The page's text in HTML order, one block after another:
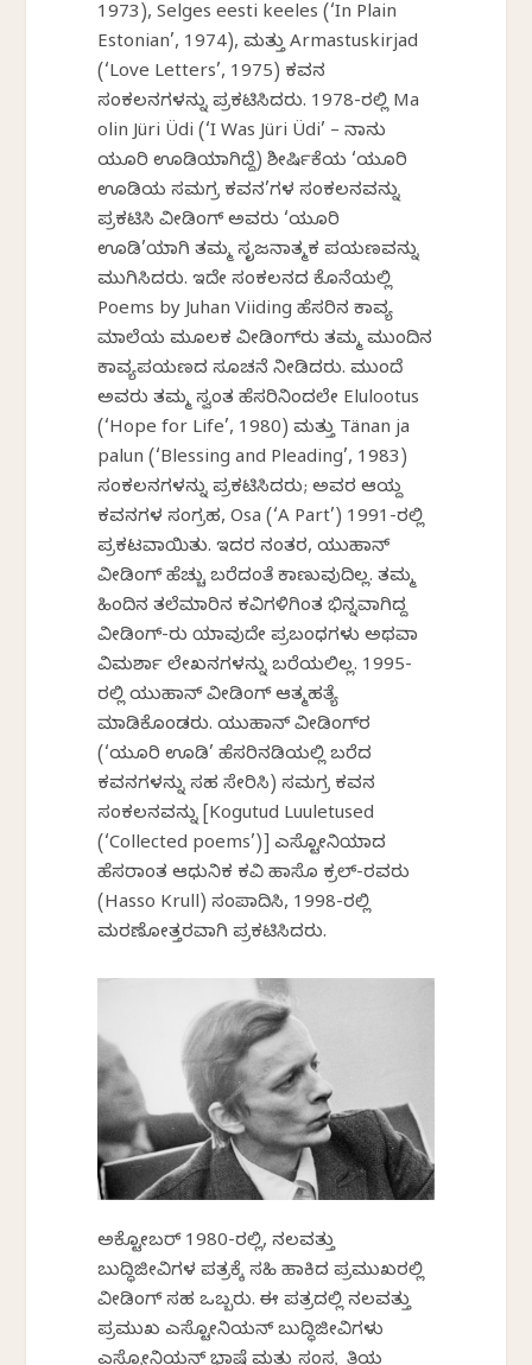
1973), Selges eesti keeles (‘In Plain
Estonian’, 1974), ಮತ್ತು Armastuskirjad
(‘Love Letters’, 1975) ಕವನ
ಸಂಕಲನಗಳನ್ನು ಪ್ರಕಟಿಸಿದರು. 1978-ರಲ್ಲಿ Ma
olin Jüri Üdi (‘I Was Jüri Üdi’ – ನಾನು
ಯೂರಿ ಊಡಿಯಾಗಿದ್ದೆ) ಶೀರ್ಷಿಕೆಯ ‘ಯೂರಿ
ಊಡಿಯ ಸಮಗ್ರ ಕವನ’ಗಳ ಸಂಕಲನವನ್ನು
ಪ್ರಕಟಿಸಿ ವೀಡಿಂಗ್ ಅವರು ‘ಯೂರಿ
ಊಡಿ’ಯಾಗಿ ತಮ್ಮ ಸೃಜನಾತ್ಮಕ ಪಯಣವನ್ನು
ಮುಗಿಸಿದರು. ಇದೇ ಸಂಕಲನದ ಕೊನೆಯಲ್ಲಿ
Poems by Juhan Viiding ಹೆಸರಿನ ಕಾವ್ಯ
ಮಾಲೆಯ ಮೂಲಕ ವೀಡಿಂಗ್‌ರು ತಮ್ಮ ಮುಂದಿನ
ಕಾವ್ಯಪಯಣದ ಸೂಚನೆ ನೀಡಿದರು. ಮುಂದೆ
ಅವರು ತಮ್ಮ ಸ್ವಂತ ಹೆಸರಿನಿಂದಲೇ Elulootus
(‘Hope for Life’, 1980) ಮತ್ತು Tänan ja
palun (‘Blessing and Pleading’, 1983)
ಸಂಕಲನಗಳನ್ನು ಪ್ರಕಟಿಸಿದರು; ಅವರ ಆಯ್ದ
ಕವನಗಳ ಸಂಗ್ರಹ, Osa (‘A Part’) 1991-ರಲ್ಲಿ
ಪ್ರಕಟವಾಯಿತು. ಇದರ ನಂತರ, ಯುಹಾನ್
ವೀಡಿಂಗ್ ಹೆಚ್ಚು ಬರೆದಂತೆ ಕಾಣುವುದಿಲ್ಲ. ತಮ್ಮ
ಹಿಂದಿನ ತಲೆಮಾರಿನ ಕವಿಗಳಿಗಿಂತ ಭಿನ್ನವಾಗಿದ್ದ
ವೀಡಿಂಗ್-ರು ಯಾವುದೇ ಪ್ರಬಂಧಗಳು ಅಥವಾ
ವಿಮರ್ಶಾ ಲೇಖನಗಳನ್ನು ಬರೆಯಲಿಲ್ಲ. 1995-
ರಲ್ಲಿ ಯುಹಾನ್ ವೀಡಿಂಗ್ ಆತ್ಮಹತ್ಯೆ
ಮಾಡಿಕೊಂಡರು. ಯುಹಾನ್ ವೀಡಿಂಗ್‌ರ
(‘ಯೂರಿ ಊಡಿ’ ಹೆಸರಿನಡಿಯಲ್ಲಿ ಬರೆದ
ಕವನಗಳನ್ನು ಸಹ ಸೇರಿಸಿ) ಸಮಗ್ರ ಕವನ
ಸಂಕಲನವನ್ನು [Kogutud Luuletused
(‘Collected poems’)] ಎಸ್ಟೋನಿಯಾದ
ಹೆಸರಾಂತ ಆಧುನಿಕ ಕವಿ ಹಾಸೊ ಕ್ರಲ್-ರವರು
(Hasso Krull) ಸಂಪಾದಿಸಿ, 1998-ರಲ್ಲಿ
ಮರಣೋತ್ತರವಾಗಿ ಪ್ರಕಟಿಸಿದರು.
ಅಕ್ಟೋಬರ್ 1980-ರಲ್ಲಿ, ನಲವತ್ತು
ಬುದ್ಧಿಜೀವಿಗಳ ಪತ್ರಕ್ಕೆ ಸಹಿ ಹಾಕಿದ ಪ್ರಮುಖರಲ್ಲಿ
ವೀಡಿಂಗ್ ಸಹ ಒಬ್ಬರು. ಈ ಪತ್ರದಲ್ಲಿ ನಲವತ್ತು
ಪ್ರಮುಖ ಎಸ್ಟೋನಿಯನ್ ಬುದ್ಧಿಜೀವಿಗಳು